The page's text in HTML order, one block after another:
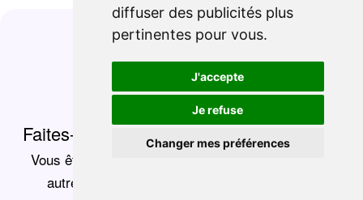
diffuser des publicités plus
pertinentes pour vous.
J'accepte
Je refuse
Changer mes préférences
Faites-vous repérer pour des postes tech
Vous êtes développeur, data scientist, DevOps ou
autre professionnel de la tech ? Rejoignez la